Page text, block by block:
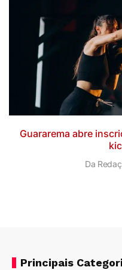
Guararema abre
Da
Principais